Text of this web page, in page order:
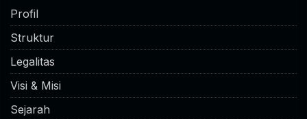
Profil
Struktur
Legalitas
Visi & Misi
Sejarah